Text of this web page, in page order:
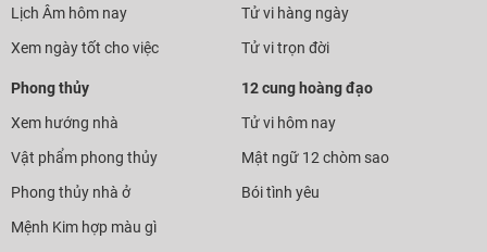
Lịch Âm hôm nay
Xem ngày tốt cho việc
Tử vi hàng ngày
Tử vi trọn đời
Phong thủy
Xem hướng nhà
Vật phẩm phong thủy
Phong thủy nhà ở
Mệnh Kim hợp màu gì
12 cung hoàng đạo
Tử vi hôm nay
Mật ngữ 12 chòm sao
Bói tình yêu